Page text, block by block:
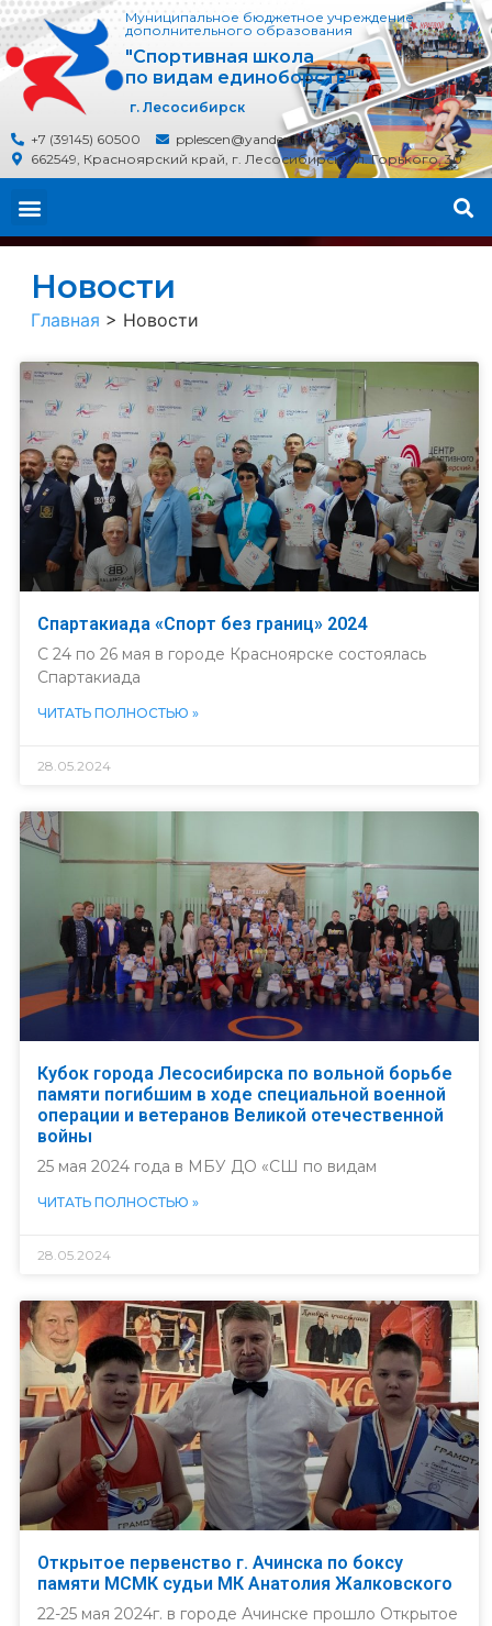
Муниципальное бюджетное учреждение
дополнительного образования
"Спортивная школа
по видам единоборств"
г. Лесосибирск
+7 (39145) 60500
pplescen@yandex.ru
662549, Красноярский край, г. Лесосибирск, ул. Горького, 30
Новости
Главная > Новости
Спартакиада «Спорт без границ» 2024
С 24 по 26 мая в городе Красноярске состоялась
Спартакиада
ЧИТАТЬ ПОЛНОСТЬЮ »
28.05.2024
Кубок города Лесосибирска по вольной борьбе
памяти погибшим в ходе специальной военной
операции и ветеранов Великой отечественной
войны
25 мая 2024 года в МБУ ДО «СШ по видам
ЧИТАТЬ ПОЛНОСТЬЮ »
28.05.2024
Открытое первенство г. Ачинска по боксу
памяти МСМК судьи МК Анатолия Жалковского
22-25 мая 2024г. в городе Ачинске прошло Открытое